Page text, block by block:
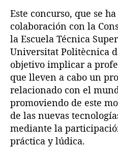
Este concurso, que se
colaboración con la
la Escuela Técnica
Universitat Politècnica
objetivo implicar a
que lleven a cabo un
relacionado con el
promoviendo de este
de las nuevas
mediante la
práctica y lúdica.